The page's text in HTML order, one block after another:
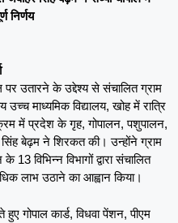
निर्णय
उतारने के उद्देश्य से संचालित ग्राम
माध्यमिक विद्यालय, खोह में रात्रि
में प्रदेश के गृह, गोपालन, पशुपालन,
सिंह बेढ़म ने शिरकत की। उन्होंने ग्राम
विभिन्न विभागों द्वारा संचालित
लाभ उठाने का आह्वान किया।
गोपाल कार्ड, विधवा पेंशन, पीएम